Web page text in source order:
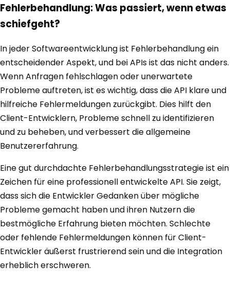
Fehlerbehandlung: Was passiert, wenn etwas
schiefgeht?
In jeder Softwareentwicklung ist Fehlerbehandlung ein
entscheidender Aspekt, und bei APIs ist das nicht anders.
Wenn Anfragen fehlschlagen oder unerwartete
Probleme auftreten, ist es wichtig, dass die API klare und
hilfreiche Fehlermeldungen zurückgibt. Dies hilft den
Client-Entwicklern, Probleme schnell zu identifizieren
und zu beheben, und verbessert die allgemeine
Benutzererfahrung.
Eine gut durchdachte Fehlerbehandlungsstrategie ist ein
Zeichen für eine professionell entwickelte API. Sie zeigt,
dass sich die Entwickler Gedanken über mögliche
Probleme gemacht haben und ihren Nutzern die
bestmögliche Erfahrung bieten möchten. Schlechte
oder fehlende Fehlermeldungen können für Client-
Entwickler äußerst frustrierend sein und die Integration
erheblich erschweren.